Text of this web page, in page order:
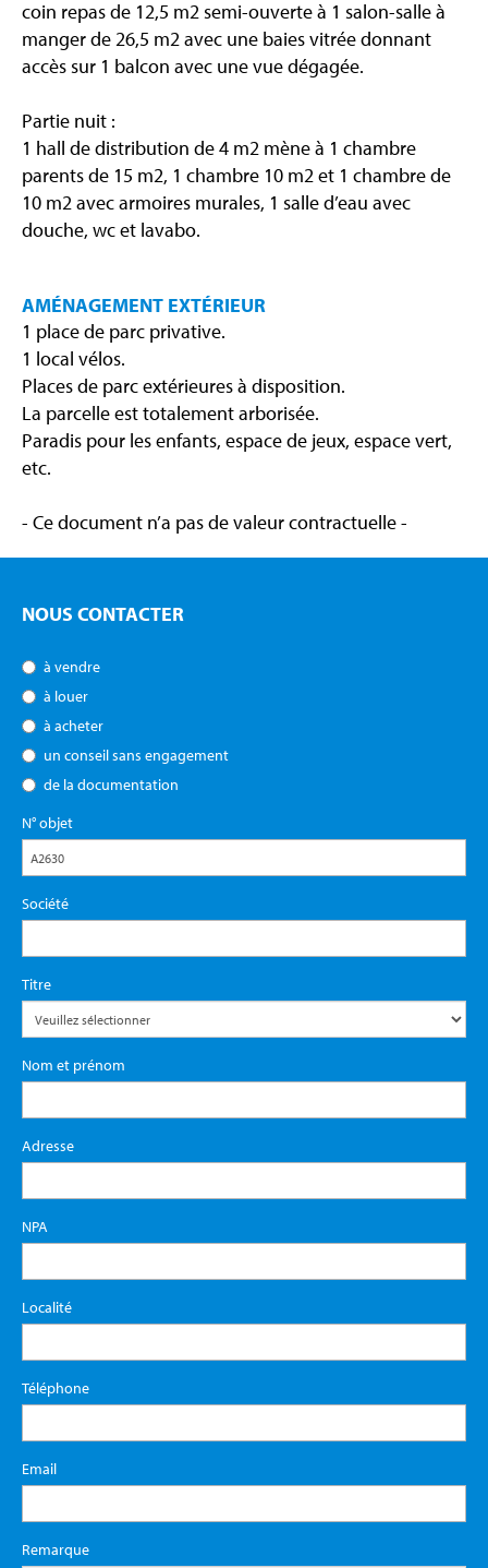
coin repas de 12,5 m2 semi-ouverte à 1 salon-salle à
manger de 26,5 m2 avec une baies vitrée donnant
accès sur 1 balcon avec une vue dégagée.
Partie nuit :
1 hall de distribution de 4 m2 mène à 1 chambre
parents de 15 m2, 1 chambre 10 m2 et 1 chambre de
10 m2 avec armoires murales, 1 salle d’eau avec
douche, wc et lavabo.
AMÉNAGEMENT EXTÉRIEUR
1 place de parc privative.
1 local vélos.
Places de parc extérieures à disposition.
La parcelle est totalement arborisée.
Paradis pour les enfants, espace de jeux, espace vert,
etc.
- Ce document n’a pas de valeur contractuelle -
NOUS CONTACTER
à vendre
à louer
à acheter
un conseil sans engagement
de la documentation
N° objet
Société
Titre
Nom et prénom
Adresse
NPA
Localité
Téléphone
Email
Remarque